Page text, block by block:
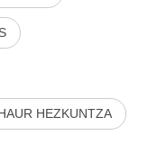
HEZKUNTZA